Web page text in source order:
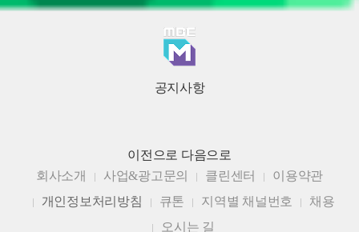
공지사항
이전으로 다음으로
회사소개
사업&광고문의 클린센터
이용약관
개인정보처리방침
큐톤 지역별 채널번호
채용
오시는 길